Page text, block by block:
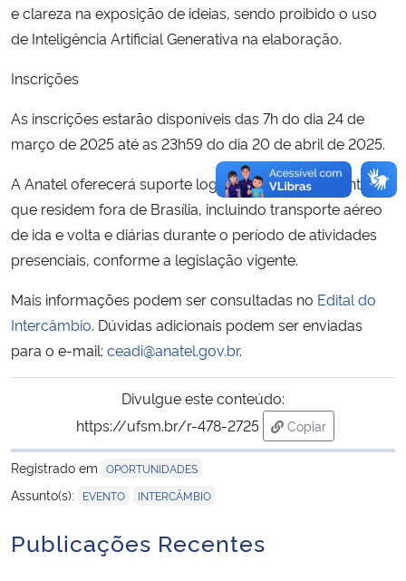
e clareza na exposição de ideias, sendo proibido o uso
de Inteligência Artificial Generativa na elaboração.
Inscrições
As inscrições estarão disponíveis das 7h do dia 24 de
março de 2025 até as 23h59 do dia 20 de abril de 2025.
A Anatel oferecerá suporte logístico para participantes
que residem fora de Brasília, incluindo transporte aéreo
de ida e volta e diárias durante o período de atividades
presenciais, conforme a legislação vigente.
Mais informações podem ser consultadas no Edital do
Intercâmbio. Dúvidas adicionais podem ser enviadas
para o e-mail: ceadi@anatel.gov.br.
Divulgue este conteúdo:
https://ufsm.br/r-478-2725
Copiar
para área de
Registrado em OPORTUNIDADES
Assunto(s): EVENTO INTERCÂMBIO
Publicações Recentes